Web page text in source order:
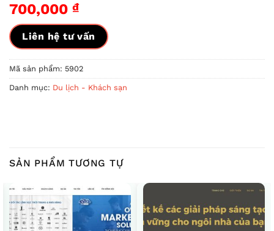
700,000 ₫
Liên hệ tư vấn
Mã sản phẩm: 5902
Danh mục: Du lịch - Khách sạn
SẢN PHẨM TƯƠNG TỰ